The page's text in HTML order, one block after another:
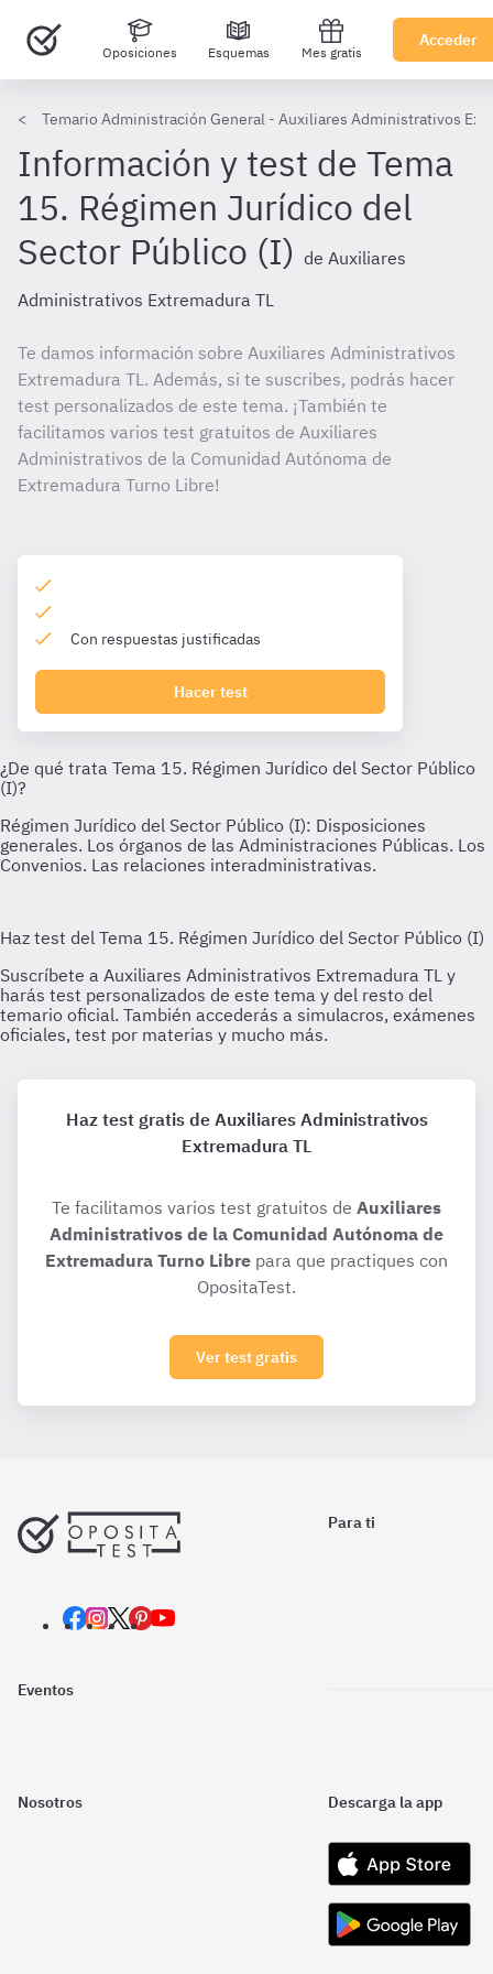
Oposiciones Esquemas Mes gratis
Acceder
Temario Administración General - Auxiliares Administrativos
Información y test de Tema
15. Régimen Jurídico del
Sector Público (I) de Auxiliares
Administrativos Extremadura TL
Te damos información sobre Auxiliares Administrativos
Extremadura TL. Además, si te suscribes, podrás hacer
test personalizados de este tema. ¡También te
facilitamos varios test gratuitos de Auxiliares
Administrativos de la Comunidad Autónoma de
Extremadura Turno Libre!
Con respuestas justificadas
Hacer test
Haz test gratis de Auxiliares Administrativos
Extremadura TL
Te facilitamos varios test gratuitos de Auxiliares
Administrativos de la Comunidad Autónoma de
Extremadura Turno Libre para que practiques con
OpositaTest.
Ver test gratis
Para ti
Eventos
Nosotros Descarga la app